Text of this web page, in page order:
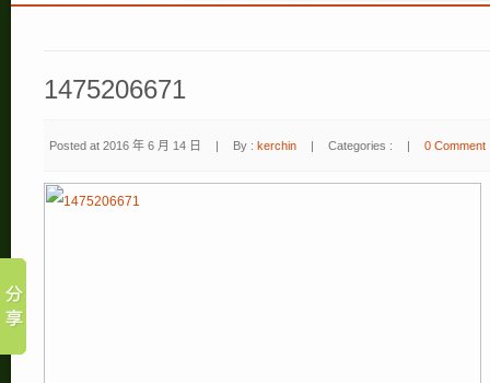
1475206671
Posted at 2016 年 6 月 14 日 | By : kerchin | Categories : | 0 Comment